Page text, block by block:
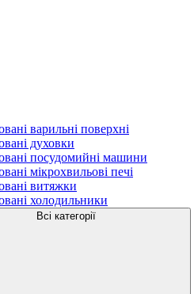
варильні поверхні
духовки
посудомийні машини
мікрохвильові печі
витяжки
холодильники
Всі категорії